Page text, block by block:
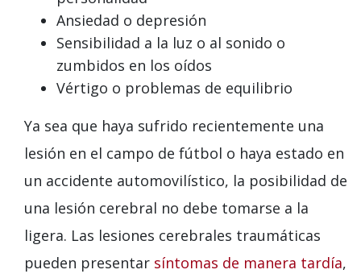
Ansiedad o depresión
Sensibilidad a la luz o al sonido o
zumbidos en los oídos
Vértigo o problemas de equilibrio
Ya sea que haya sufrido recientemente una
lesión en el campo de fútbol o haya estado en
un accidente automovilístico, la posibilidad de
una lesión cerebral no debe tomarse a la
ligera. Las lesiones cerebrales traumáticas
pueden presentar síntomas de manera tardía,